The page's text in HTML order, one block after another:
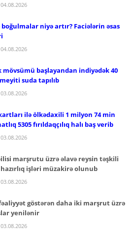
boğulmalar niyə artır? Faciələrin əsas
mövsümü başlayandan indiyədək 40
suda tapılıb
ilə ölkədaxili 1 milyon 74 min
5305 fırıldaqçılıq halı baş verib
marşrutu üzrə əlavə reysin təşkili
hazırlıq işləri müzakirə olunub
göstərən daha iki marşrut üzrə
yenilənir